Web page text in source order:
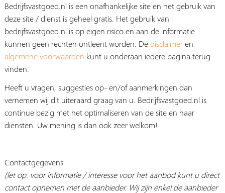
Bedrijfsvastgoed.nl is een onafhankelijke site en het gebruik van
deze site / dienst is geheel gratis. Het gebruik van
bedrijfsvastgoed.nl is op eigen risico en aan de informatie
kunnen geen rechten ontleent worden. Dedisclaimeren
algemene voorwaarden kunt u onderaan iedere pagina terug
vinden.
Heeft u vragen, suggesties op- en/of aanmerkingen dan
vernemen wij dit uiteraard graag van u. Bedrijfsvastgoed.nl is
continue bezig met het optimaliseren van de site en haar
diensten. Uw mening is dan ook zeer welkom!
Contactgegevens
(let op: voor informatie / interesse voor het aanbod kunt u direct
contact opnemen met de aanbieder. Wij zijn enkel de aanbieder